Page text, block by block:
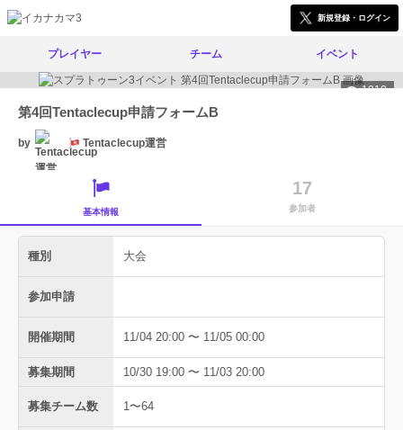
新規登録・ログイン
プレイヤー チーム イベント
1910
第4回Tentaclecup申請フォームB
by Tentaclecup運営
基本情報
17
参加者
種別 大会
参加申請
開催期間 11/04 20:00 〜 11/05 00:00
募集期間 10/30 19:00 〜 11/03 20:00
募集チーム数 1〜64